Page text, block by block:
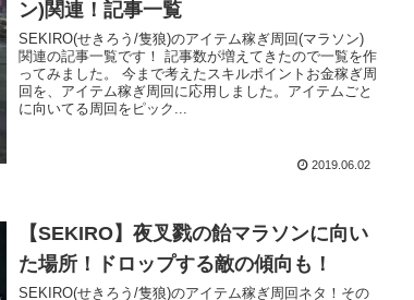
ン)関連！記事一覧
SEKIRO(せきろう/隻狼)のアイテム稼ぎ周回(マラソン)
関連の記事一覧です！ 記事数が増えてきたので一覧を作
ってみました。 今まで考えたスキルポイントお金稼ぎ周
回を、アイテム稼ぎ周回に応用しました。アイテムごと
に向いてる周回をピック...
2019.06.02
【SEKIRO】夜叉戮の飴マラソンに向い
た場所！ドロップする敵の傾向も！
SEKIRO(せきろう/隻狼)のアイテム稼ぎ周回ネタ！その